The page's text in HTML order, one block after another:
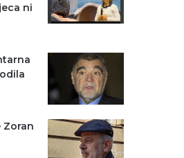
ni
Zoran